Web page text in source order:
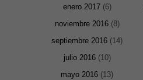
enero 2017(6)
noviembre 2016(8)
septiembre 2016 (14)
julio 2016(10)
mayo 2016 (13)